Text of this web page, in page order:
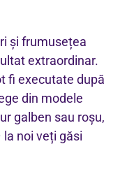
și frumusețea
extraordinar.
fi executate după
din modele
galben sau roșu,
noi veți găsi